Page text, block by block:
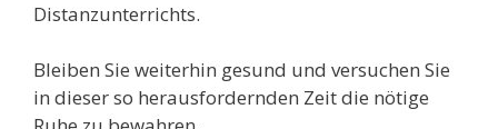
Distanzunterrichts.
Bleiben Sie weiterhin gesund und versuchen Sie
in dieser so herausfordernden Zeit die nötige